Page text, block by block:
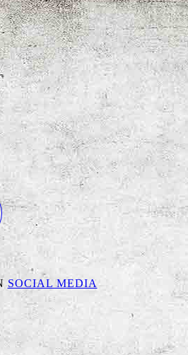
SOCIAL MEDIA